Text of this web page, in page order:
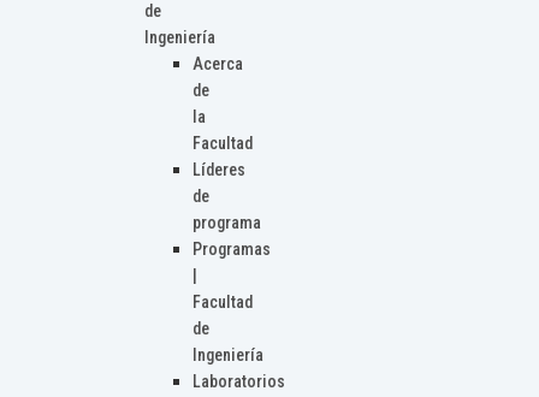
de
Ingeniería
Acerca
de
la
Facultad
Líderes
de
programa
Programas
Facultad
de
Ingeniería
Laboratorios